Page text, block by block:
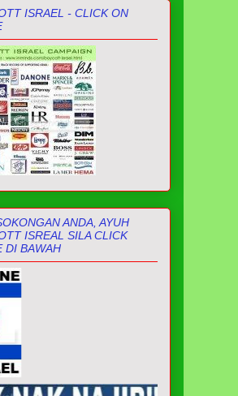
ISRAEL - CLICK ON
ANDA, AYUH
ISREAL SILA CLICK
DI BAWAH